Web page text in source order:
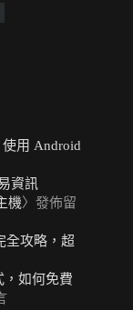
用 Android
資訊
機〉發佈留
全攻略，超
，如何免費